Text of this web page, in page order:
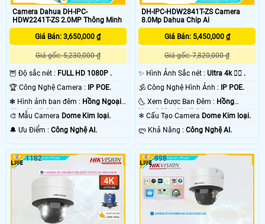
Camera Dahua DH-IPC-
HDW2241T-ZS 2.0MP Thông Minh
Giá Bán: 3,650,000 ₫
Giá gốc: 5,230,000 ₫
🦉 Độ sắc nét : FULL HD 1080P .
🏆 Công Nghệ Camera : IP POE.
❃ Hình ảnh ban đêm : Hồng Ngoại
40m Starlight.
🎨 Mẫu Camera Dome Kim loại.
️🔔 Ưu Điểm : Công Nghệ AI.
DH-IPC-HDW2841T-ZS Camera
8.0Mp Dahua Chip Ai
Giá Bán: 5,450,000 ₫
Giá gốc: 7,820,000 ₫
✨ Hình Ảnh Sắc nét :Ultra 4k 👍🏾 .
🕉️ Công Nghệ Hình Ảnh : IP POE.
🌜 Xem Được Ban Đêm : Hồng
Ngoại 40m Starlight.
❄ Cấu Tạo Camera Dome Kim loại.
️ლ Khả Năng :Công Nghệ AI.
1182 998